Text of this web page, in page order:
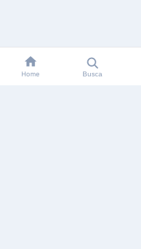
Home Busca